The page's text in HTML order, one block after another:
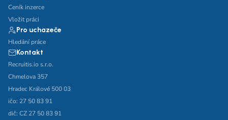
Ceník inzerce
Vložit práci
Pro uchazeče
Hledání práce
Kontakt
Recruitis.io s.r.o.
Chmelova 357
Hradec Králové 500 03
ičo: 27 50 83 91
dič: CZ 27 50 83 91